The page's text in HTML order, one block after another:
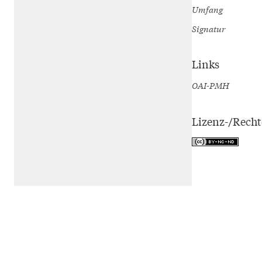
Umfang
Signatur
Links
OAI-PMH
Lizenz-/